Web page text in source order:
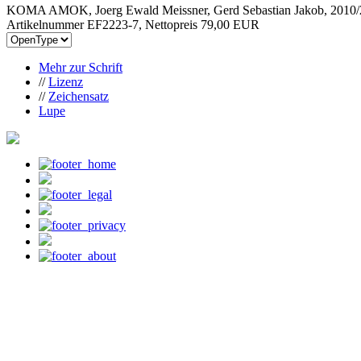
KOMA AMOK, Joerg Ewald Meissner, Gerd Sebastian Jakob, 2010/
Artikelnummer EF2223-7, Nettopreis 79,00 EUR
Mehr zur Schrift
//Lizenz
// Zeichensatz
Lupe